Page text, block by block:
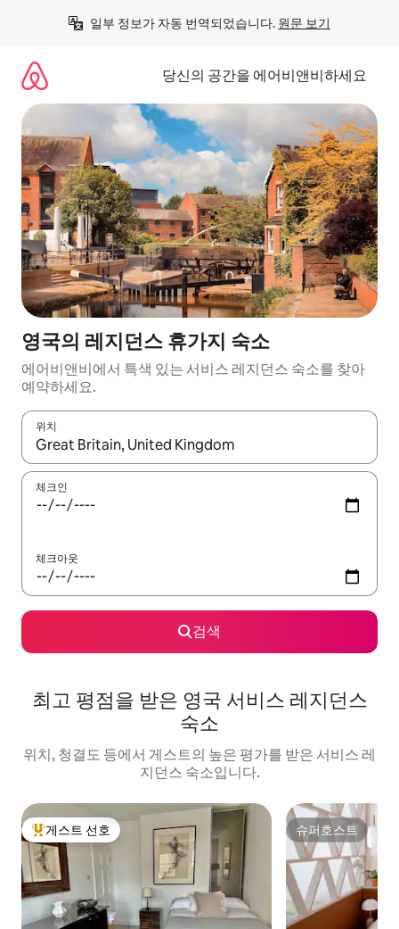
일부 정보가 자동 번역되었습니다. 원문 보기
당신의 공간을 에어비앤비하세요
영국의 레지던스 휴가지 숙소
에어비앤비에서 특색 있는 서비스 레지던스 숙소를 찾아
예약하세요.
위치
결과가 나오면 위·아래 화살표 키를 사용하거나 터치 또는 스와이
체크인
체크아웃
검색
최고 평점을 받은 영국 서비스 레지던스
숙소
위치, 청결도 등에서 게스트의 높은 평가를 받은 서비스 레
지던스 숙소입니다.
상위 게스트 선호
게스트 선호 슈퍼호스트
슈퍼호스트